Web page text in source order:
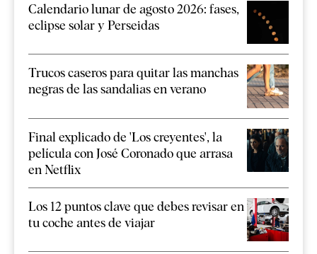
Calendario lunar de agosto 2026: fases,
eclipse solar y Perseidas
Trucos caseros para quitar las manchas
negras de las sandalias en verano
Final explicado de 'Los creyentes', la
película con José Coronado que arrasa
en Netflix
Los 12 puntos clave que debes revisar en
tu coche antes de viajar